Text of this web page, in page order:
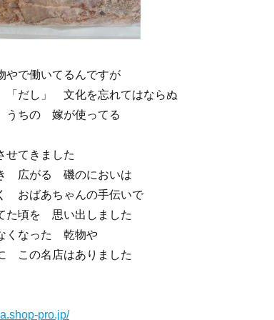
で働いてるんですが
だし」 文化を忘れてはならぬ
うちの 嫁が使ってる
せてきました
広がる 磯のにおいは
おばあちゃんの手伝いで
た頃を 思い出しました
くなった 乾物や
この名店はありました
pro.jp/